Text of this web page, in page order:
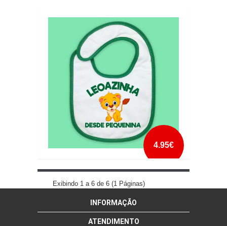
mais info
add à lista
4.95€
BABETE LEOAZINHA DESDE PEQUENINA
mais info
add à lista
Exibindo 1 a 6 de 6 (1 Páginas)
INFORMAÇÃO
ATENDIMENTO